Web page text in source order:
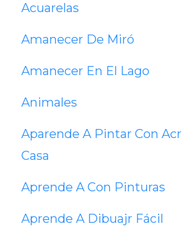
Acuarelas
Amanecer De Miró
Amanecer En El Lago
Animales
Aparende A Pintar Con
Casa
Aprende A Con Pinturas
Aprende A Dibuajr Fácil